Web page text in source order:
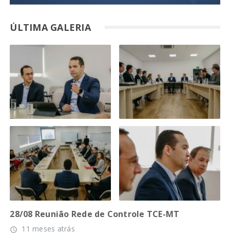
ÚLTIMA GALERIA
28/08 Reunião Rede de Controle TCE-MT
access_time 11 meses atrás